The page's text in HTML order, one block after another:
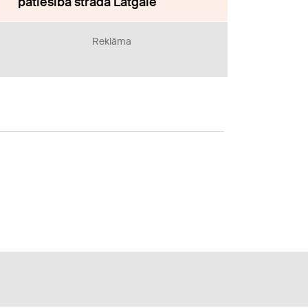
Reklāma